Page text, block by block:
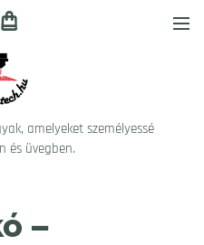
amelyeket személyessé
és üvegben.
–